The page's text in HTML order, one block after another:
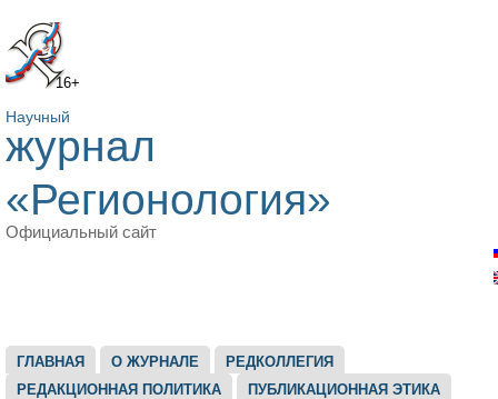
16+
Научный
журнал
«Регионология»
Официальный сайт
ГЛАВНОЕ МЕНЮ
ГЛАВНАЯ О ЖУРНАЛЕ
РЕДКОЛЛЕГИЯ
РЕДАКЦИОННАЯ ПОЛИТИКА
ПУБЛИКАЦИОННАЯ ЭТИКА